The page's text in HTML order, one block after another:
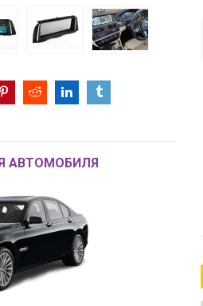
АВТОМОБИЛЯ